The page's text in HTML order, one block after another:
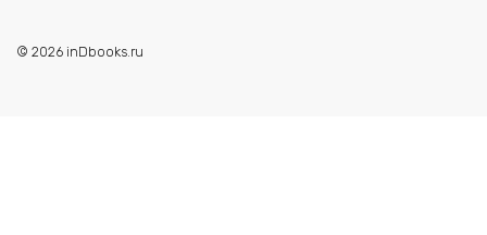
© 2026 inDbooks.ru